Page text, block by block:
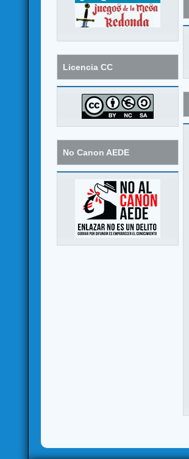
Licencia CC
No Canon AEDE